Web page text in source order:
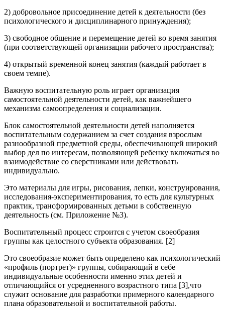
2) добровольное присоединение детей к деятельности (без
психологического и дисциплинарного принуждения);
3) свободное общение и перемещение детей во время занятия
(при соответствующей организации рабочего пространства);
4) открытый временной конец занятия (каждый работает в
своем темпе).
Важную воспитательную роль играет организация
самостоятельной деятельности детей, как важнейшего
механизма самоопределения и социализации.
Блок самостоятельной деятельности детей наполняется
воспитательным содержанием за счет создания взрослым
разнообразной предметной среды, обеспечивающей широкий
выбор дел по интересам, позволяющей ребенку включаться во
взаимодействие со сверстниками или действовать
индивидуально.
Это материалы для игры, рисования, лепки, конструирования,
исследования-экспериментирования, то есть для культурных
практик, трансформированных детьми в собственную
деятельность (см. Приложение №3).
Воспитательный процесс строится с учетом своеобразия
группы как целостного субъекта образования. [2]
Это своеобразие может быть определено как психологический
«профиль (портрет)» группы, собирающий в себе
индивидуальные особенности именно этих детей и
отличающийся от усредненного возрастного типа [3],что
служит основание для разработки примерного календарного
плана образовательной и воспитательной работы.